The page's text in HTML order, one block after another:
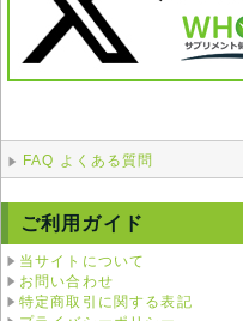
FAQ よくある質問
ご利用ガイド
当サイトについて
お問い合わせ
特定商取引に関する表記